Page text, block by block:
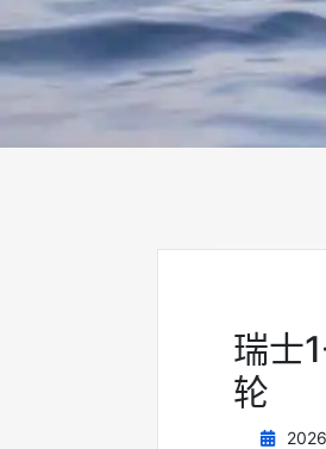
瑞士
轮